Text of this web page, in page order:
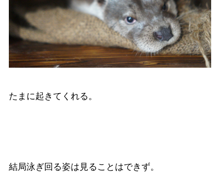
たまに起きてくれる。
結局泳ぎ回る姿は見ることはできず。